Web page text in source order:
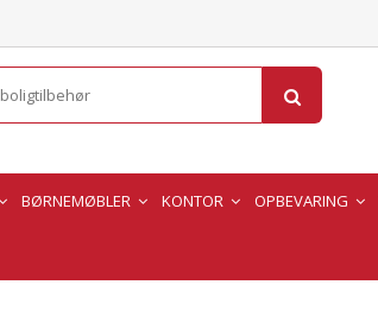
BØRNEMØBLER KONTOR OPBEVARING